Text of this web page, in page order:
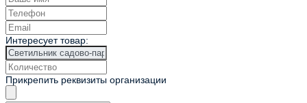
Интересует товар:
Прикрепить реквизиты организации